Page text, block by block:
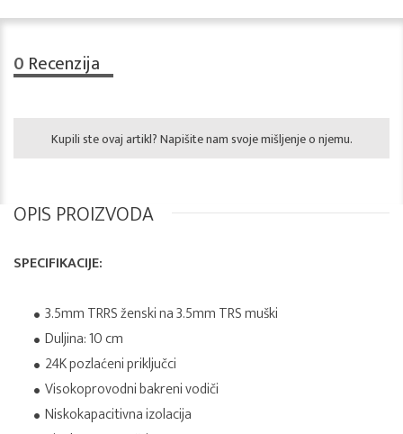
0 Recenzija
Kupili ste ovaj artikl? Napišite nam svoje mišljenje o njemu.
OPIS PROIZVODA
SPECIFIKACIJE:
3.5mm TRRS ženski na 3.5mm TRS muški
Duljina: 10 cm
24K pozlaćeni priključci
Visokoprovodni bakreni vodiči
Niskokapacitivna izolacija